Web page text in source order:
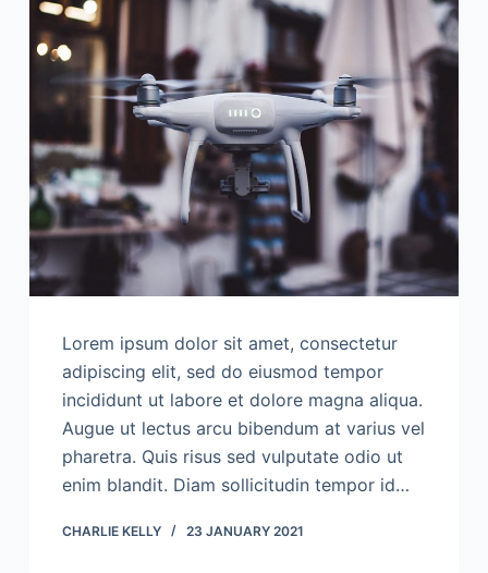
Lorem ipsum dolor sit amet, consectetur
adipiscing elit, sed do eiusmod tempor
incididunt ut labore et dolore magna aliqua.
Augue ut lectus arcu bibendum at varius vel
pharetra. Quis risus sed vulputate odio ut
enim blandit. Diam sollicitudin tempor id…
CHARLIE KELLY 23 JANUARY 2021